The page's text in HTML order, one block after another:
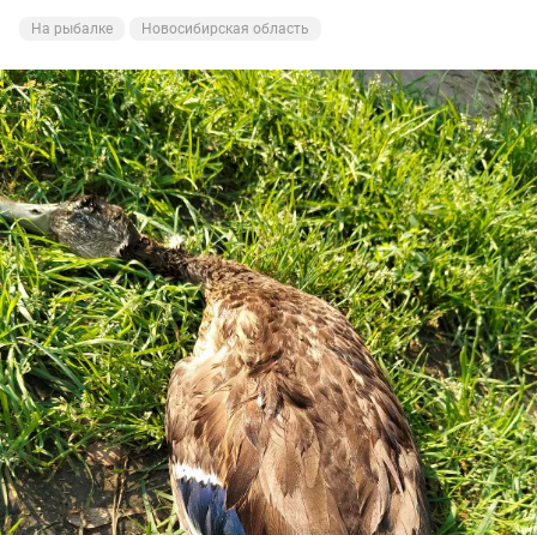
На рыбалке Новосибирская область